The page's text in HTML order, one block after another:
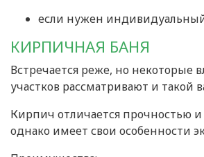
если нужен
КИРПИЧНАЯ БАНЯ
Встречается реже, но некоторые
участков рассматривают и такой
Кирпич отличается прочностью
однако имеет свои особенности